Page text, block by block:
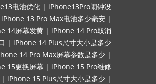
电池优化 | iPhone13Pro闹钟没
iPhone 13 Pro Max电池多少毫安 |
14屏幕发黄 | iPhone 14 Pro取消
| iPhone 14 Plus尺寸大小是多少
14 Pro Max屏幕参数是多少 |
15更换屏幕 | iPhone 15 Pro维修
| iPhone 15 Plus尺寸大小是多少 |